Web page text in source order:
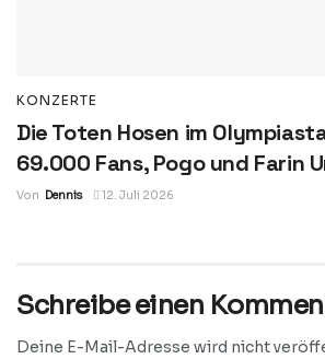
KONZERTE
Die Toten Hosen im
69.000 Fans, Pogo und Farin
Von Dennis 12. Juli 2026
Schreibe einen
Deine E-Mail-Adresse wird nicht